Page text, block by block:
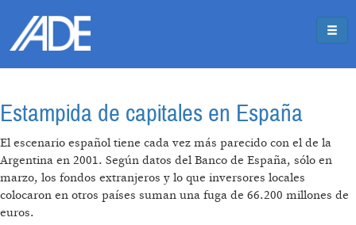
Estampida de capitales en España
El escenario español tiene cada vez más parecido con el de la
Argentina en 2001. Según datos del Banco de España, sólo en
marzo, los fondos extranjeros y lo que inversores locales
colocaron en otros países suman una fuga de 66.200 millones de
euros.